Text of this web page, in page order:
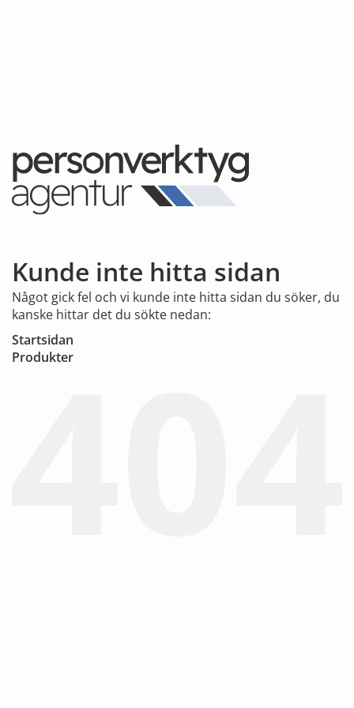
Kunde inte hitta sidan
Något gick fel och vi kunde inte hitta sidan du söker, du
kanske hittar det du sökte nedan:
Startsidan
Produkter